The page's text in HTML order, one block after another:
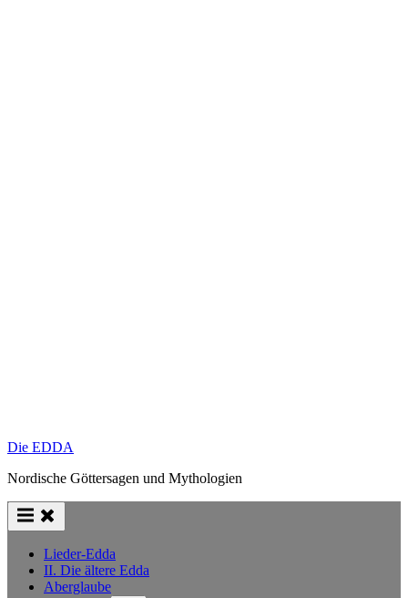
Die EDDA
Nordische Göttersagen und Mythologien
Lieder-Edda
II. Die ältere Edda
Aberglaube